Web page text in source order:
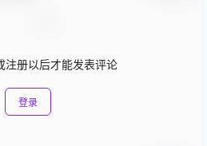
注册以后才能发表评论
登录